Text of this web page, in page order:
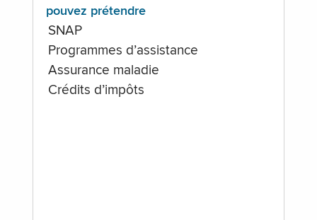
pouvez prétendre
SNAP
Programmes d’assistance
Assurance maladie
Crédits d’impôts